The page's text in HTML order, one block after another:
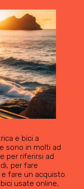
e bici a
sono in molti ad
per riferirsi ad
per fare
e fare un acquisto
usate online,